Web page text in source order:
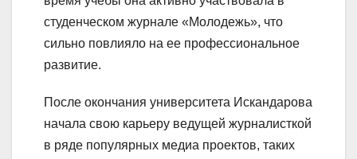
студенческом журнале «Молодежь», что
сильно повлияло на ее профессиональное
развитие.
После окончания университета Искандарова
начала свою карьеру ведущей журналисткой
в ряде популярных медиа проектов, таких